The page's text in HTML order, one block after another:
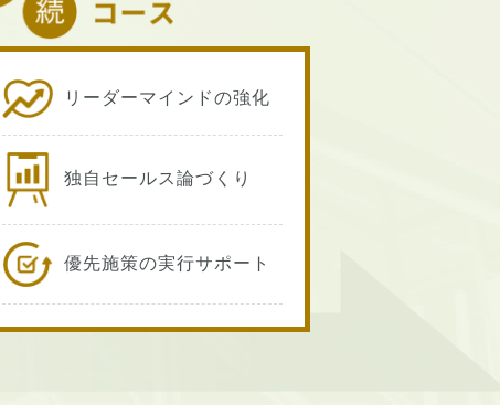
リーダーマインドの強化
独自セールス論づくり
優先施策の実行サポート